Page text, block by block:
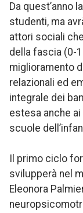
Da quest’anno
studenti, ma
attori sociali
della fascia (0-
miglioramento
relazionali ed
integrale dei
estesa anche
scuole
Il primo ciclo
svilupperà nel
Eleonora